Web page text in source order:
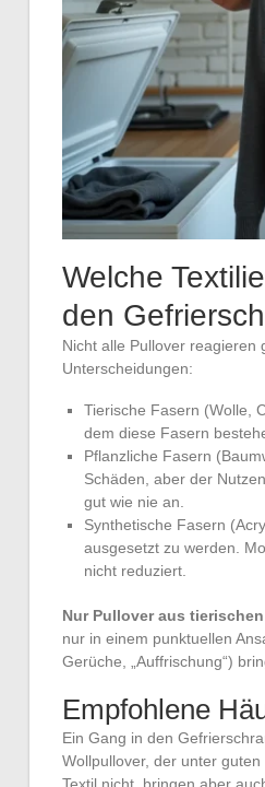
Welche
den
Nicht alle Pullover reagieren
Unterscheidungen:
Tierische Fasern (Wolle,
dem diese Fasern
Pflanzliche Fasern
Schäden, aber der
gut wie nie an.
Synthetische Fasern
ausgesetzt zu werden.
nicht reduziert.
Nur Pullover aus
nur in einem punktuellen
Gerüche, „Auffrischung“)
Empfohlene
Ein Gang in den
Wollpullover, der unter
Textil nicht, bringen aber